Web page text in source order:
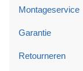
Montageservice
Garantie
Retourneren